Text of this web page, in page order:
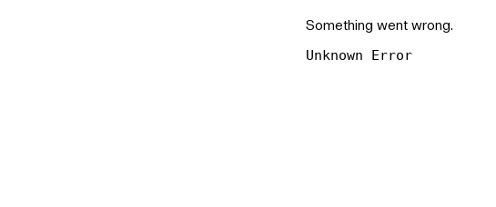
Something went wrong.
Unknown Error